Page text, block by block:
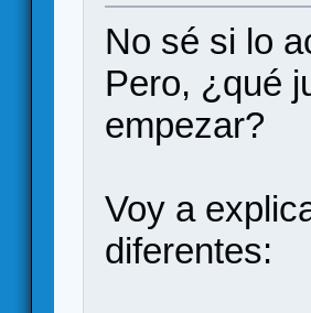
No sé si lo
Pero, ¿qué
empezar?
Voy a
diferentes: